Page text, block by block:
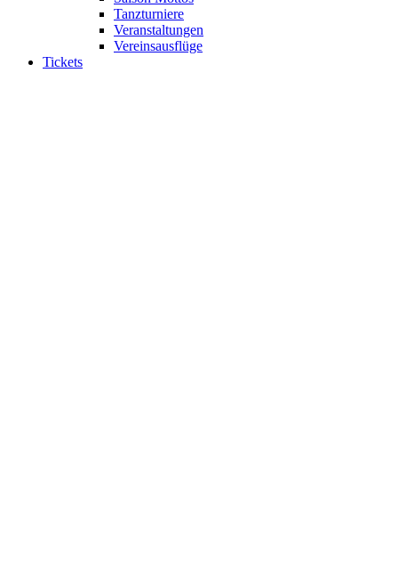
Tanzturniere
Veranstaltungen
Vereinsausflüge
Tickets